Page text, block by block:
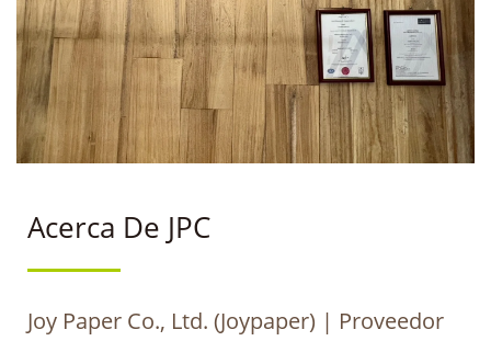
INTEGRALES | JPC:
REVESTIMIENTOS DE
LIBERACIÓN PREMIUM
Y SOLUCIONES DE
RECUBRIMIENTO
INNOVADORAS PARA
INDUSTRIAS GLOBALES
Acerca De JPC
Joy Paper Co., Ltd. (Joypaper) | Proveedor